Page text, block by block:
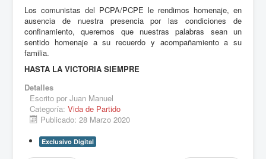
Los comunistas del PCPA/PCPE le rendimos homenaje, en
ausencia de nuestra presencia por las condiciones de
confinamiento, queremos que nuestras palabras sean un
sentido homenaje a su recuerdo y acompañamiento a su
familia.
HASTA LA VICTORIA SIEMPRE
Detalles
Escrito por Juan Manuel
Categoría: Vida de Partido
Publicado: 28 Marzo 2020
Exclusivo Digital